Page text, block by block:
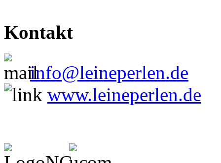
Kontakt
info@leineperlen.de
www.leineperlen.de